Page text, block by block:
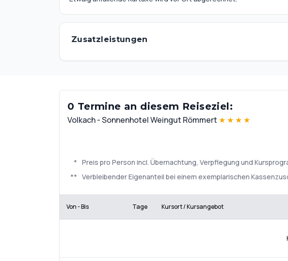
Zusatzleistungen
0 Termine an diesem Reiseziel:
Volkach - Sonnenhotel Weingut Römmert ★ ★ ★ ★
* Preis pro Person incl. Übernachtung, Verpflegung und
** Verbleibender Eigenanteil bei einem exemplarischen
Von - Bis Tage Kursort / Kursangebot